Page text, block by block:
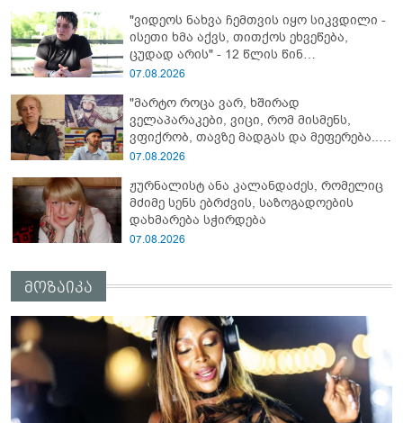
ავიწროებდა” - ეკა კუპატაძე
"ვიდეოს ნახვა ჩემთვის იყო სიკვდილი -
ისეთი ხმა აქვს, თითქოს ეხვეწება,
ცუდად არის" - 12 წლის წინ
გაუჩინარებული ბიჭის დედა
კომენტარს აკეთებს
07.08.2026
"მარტო როცა ვარ, ხშირად
ველაპარაკები, ვიცი, რომ მისმენს,
ვფიქრობ, თავზე მადგას და მეფერება...“
- გიორგი კეკელიძე გმირი ანწუხელიძის
მონათხრობს აქვეყნებს
07.08.2026
ჟურნალისტ ანა კალანდაძეს, რომელიც
მძიმე სენს ებრძვის, საზოგადოების
დახმარება სჭირდება
07.08.2026
მოზაიკა